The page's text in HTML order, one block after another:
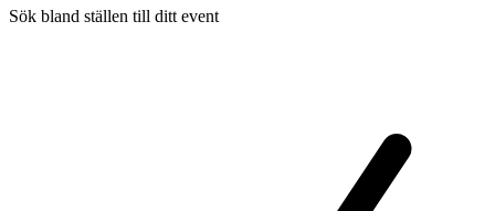
Sök bland ställen till ditt event